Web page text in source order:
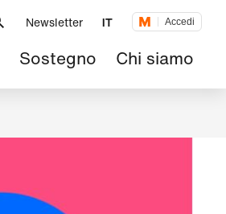
Newsletter IT Accedi
Sostegno Chi siamo